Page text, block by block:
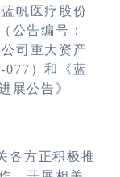
帆医疗股份
公告编号：
司重大资产
077）和《蓝
展公告》
各方正积极推